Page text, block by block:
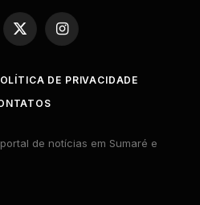
X
(Twitter)
Instagram
DE PRIVACIDADE
de notícias em Sumaré e